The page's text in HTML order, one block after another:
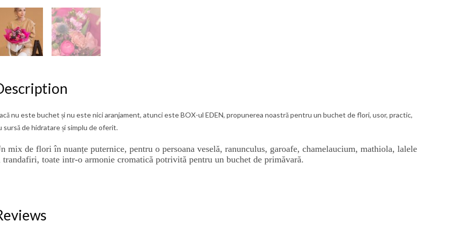
nu este buchet și nu este nici aranjament, atunci este BOX-ul EDEN, propunerea noastră pentru un buchet de flori, usor, practic,
sursă de hidratare și simplu de oferit.
mix de flori în nuanțe puternice, pentru o persoana veselă, ranunculus, garoafe, chamelaucium, mathiola, lalele
trandafiri, toate intr-o armonie cromatică potrivită pentru un buchet de primăvară.